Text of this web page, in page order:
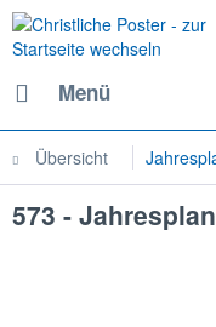
Menü
Übersicht
573 -